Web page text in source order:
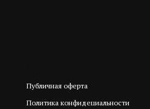
Публичная оферта
Политика конфидециальности